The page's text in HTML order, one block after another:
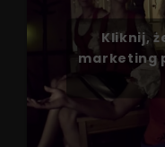
Kliknij,
marketing